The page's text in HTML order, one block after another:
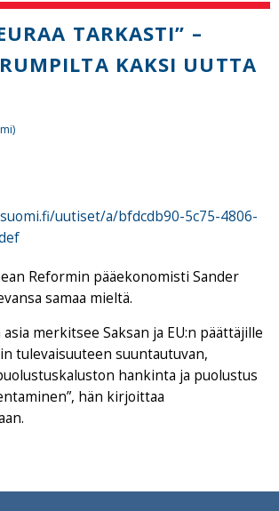
TARKASTI” –
KAKSI UUTTA
uutiset/a/bfdcdb90-5c75-4806-
Reformin pääekonomisti Sander
samaa mieltä.
asia merkitsee Saksan ja EU:n päättäjille
tulevaisuuteen suuntautuvan,
hankinta ja puolustus
hän kirjoittaa